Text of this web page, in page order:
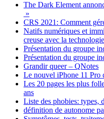
The Dark Element
»
CRS 2021: Comment
Natifs numériques et
creuse avec la technologie
Présentation du groupe
Présentation du groupe
Grandir queer – QNotes
Le nouvel iPhone 11 Pro
Les 20 pages les plus
ans
Liste des phobies: types,
définition de autonome